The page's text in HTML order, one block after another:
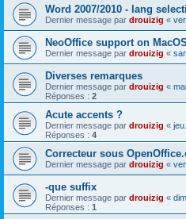
Word 2007/2010 - lang
Dernier message par drouizig «
NeoOffice support on
Dernier message par drouizig «
Diverses remarques
Dernier message par drouizig «
Réponses : 2
Acute accents ?
Dernier message par drouizig «
Réponses : 4
Correcteur sous
Dernier message par drouizig «
-que suffix
Dernier message par drouizig «
Réponses : 1